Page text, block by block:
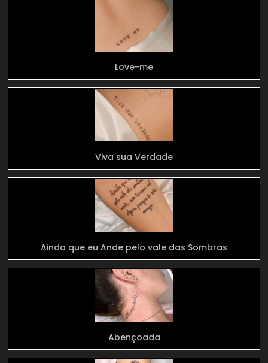
Love-me
Viva sua Verdade
Ainda que eu Ande pelo vale das Sombras
Abençoada